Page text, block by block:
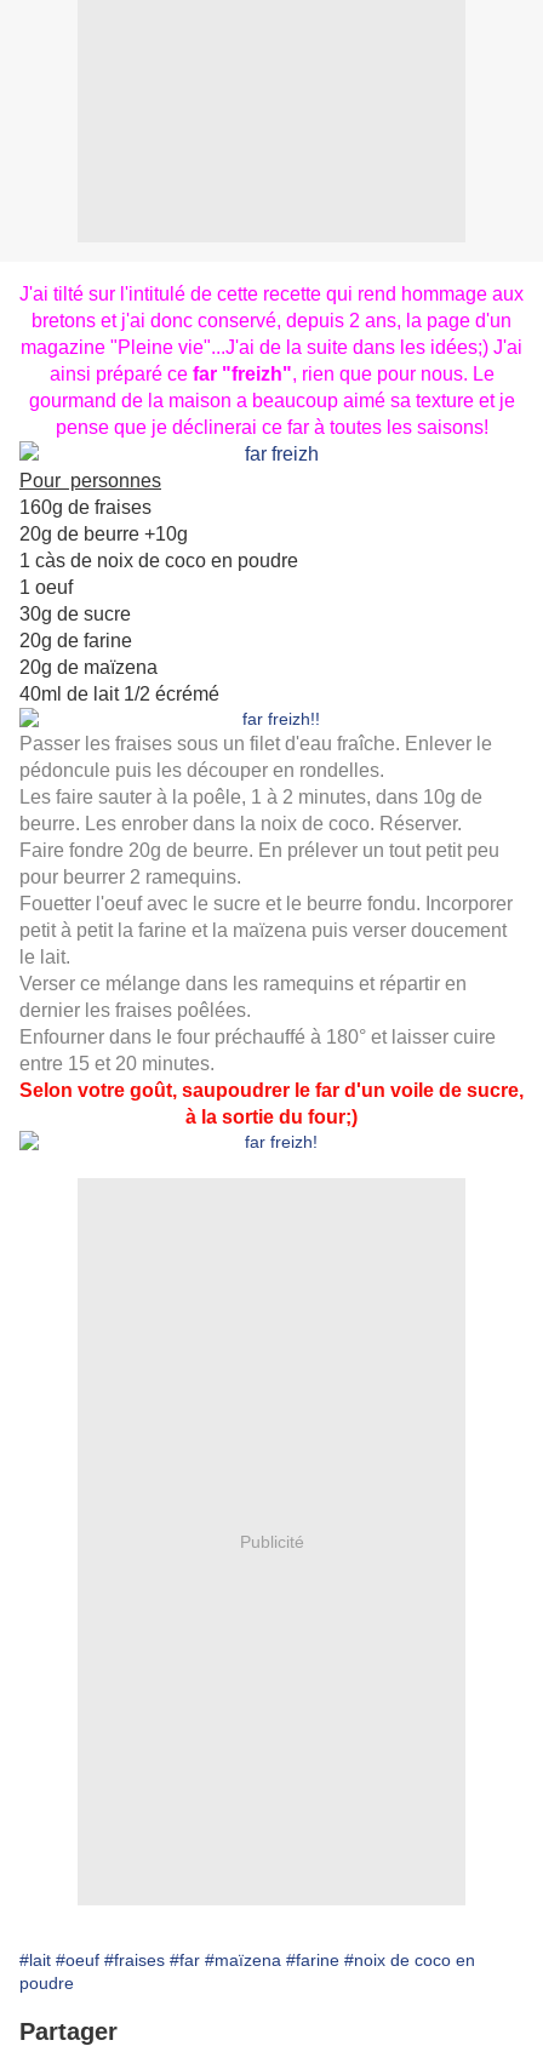
J'ai tilté sur l'intitulé de cette recette qui rend hommage aux
bretons et j'ai donc conservé, depuis 2 ans, la page d'un
magazine "Pleine vie"...J'ai de la suite dans les idées;) J'ai
ainsi préparé ce far "freizh", rien que pour nous. Le
gourmand de la maison a beaucoup aimé sa texture et je
pense que je déclinerai ce far à toutes les saisons!
Pour personnes
160g de fraises
20g de beurre +10g
1 càs de noix de coco en poudre
1 oeuf
30g de sucre
20g de farine
20g de maïzena
40ml de lait 1/2 écrémé
Passer les fraises sous un filet d'eau fraîche. Enlever le
pédoncule puis les découper en rondelles.
Les faire sauter à la poêle, 1 à 2 minutes, dans 10g de
beurre. Les enrober dans la noix de coco. Réserver.
Faire fondre 20g de beurre. En prélever un tout petit peu
pour beurrer 2 ramequins.
Fouetter l'oeuf avec le sucre et le beurre fondu. Incorporer
petit à petit la farine et la maïzena puis verser doucement
le lait.
Verser ce mélange dans les ramequins et répartir en
dernier les fraises poêlées.
Enfourner dans le four préchauffé à 180° et laisser cuire
entre 15 et 20 minutes.
Selon votre goût, saupoudrer le far d'un voile de sucre,
à la sortie du four;)
Publicité
#lait #oeuf #fraises #far #maïzena #farine #noix de coco en
poudre
Partager